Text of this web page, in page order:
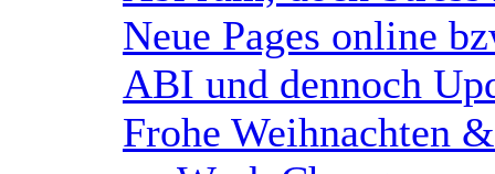
Neue Pages online
ABI und dennoch
Frohe Weihnachten